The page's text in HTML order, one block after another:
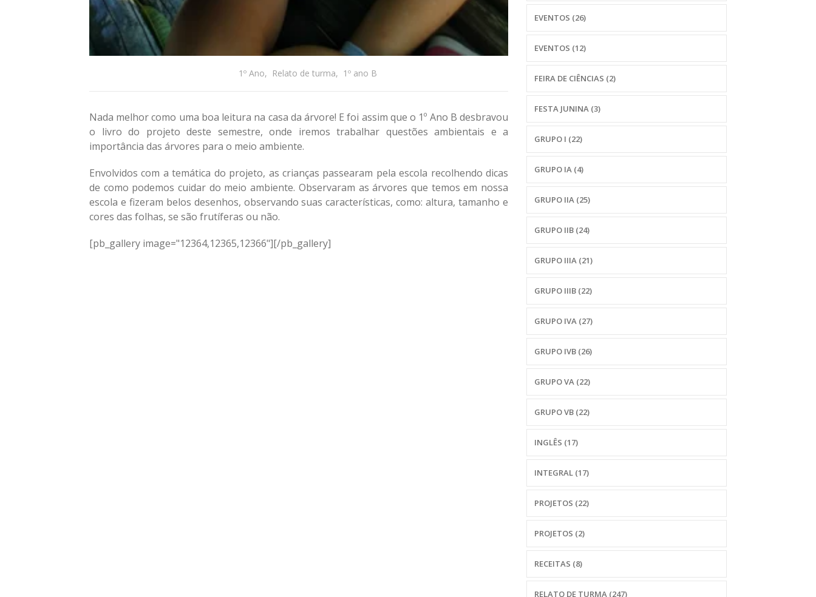
1º Ano, Relato de turma, 1º ano B
Nada melhor como uma boa leitura na casa da árvore! E foi assim que o 1º Ano B desbravou
o livro do projeto deste semestre, onde iremos trabalhar questões ambientais e a
importância das árvores para o meio ambiente.
Envolvidos com a temática do projeto, as crianças passearam pela escola recolhendo dicas
de como podemos cuidar do meio ambiente. Observaram as árvores que temos em nossa
escola e fizeram belos desenhos, observando suas características, como: altura, tamanho e
cores das folhas, se são frutíferas ou não.
[pb_gallery image="12364,12365,12366"][/pb_gallery]
EVENTOS (26)
EVENTOS (12)
FEIRA DE CIÊNCIAS (2)
FESTA JUNINA (3)
GRUPO I (22)
GRUPO IA (4)
GRUPO IIA (25)
GRUPO IIB (24)
GRUPO IIIA (21)
GRUPO IIIB (22)
GRUPO IVA (27)
GRUPO IVB (26)
GRUPO VA (22)
GRUPO VB (22)
INGLÊS (17)
INTEGRAL (17)
PROJETOS (22)
PROJETOS (2)
RECEITAS (8)
RELATO DE TURMA (247)